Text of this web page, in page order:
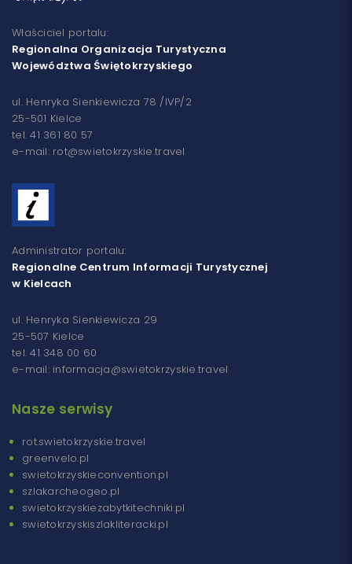
Właściciel portalu:
Regionalna Organizacja Turystyczna
Województwa Świętokrzyskiego
ul. Henryka Sienkiewicza 78 /IVP/2
25-501 Kielce
tel. 41 361 80 57
e-mail: rot@swietokrzyskie.travel
Administrator portalu:
Regionalne Centrum Informacji Turystycznej
w Kielcach
ul. Henryka Sienkiewicza 29
25-507 Kielce
tel. 41 348 00 60
e-mail: informacja@swietokrzyskie.travel
Nasze serwisy
rot.swietokrzyskie.travel
greenvelo.pl
swietokrzyskieconvention.pl
szlakarcheogeo.pl
swietokrzyskiezabytkitechniki.pl
swietokrzyskiszlakliteracki.pl